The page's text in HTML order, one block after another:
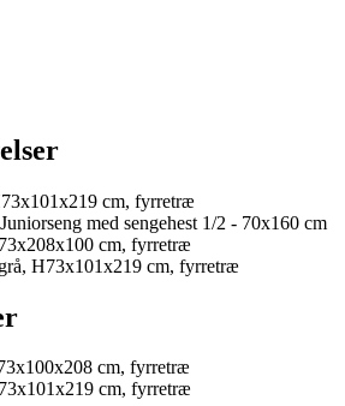
cm, fyrretræ
med sengehest 1/2 - 70x160 cm
cm, fyrretræ
H73x101x219 cm, fyrretræ
cm, fyrretræ
cm, fyrretræ